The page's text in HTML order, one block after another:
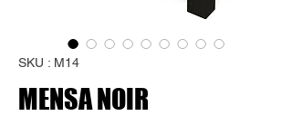
SKU : M14
MENSA NOIR